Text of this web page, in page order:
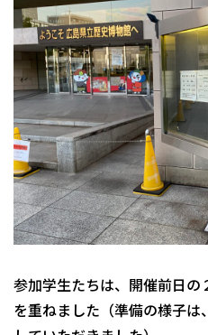
参加学生たちは、開催前日
を重ねました（準備の様子は、